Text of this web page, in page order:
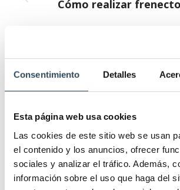
Consentimiento Detalles
Esta página web usa cookies
Las cookies de este sitio web se usan
el contenido y los anuncios, ofrecer
sociales y analizar el tráfico. Además,
información sobre el uso que haga del
Proyecto
Cómo realizar
Proyecto
siguiente
Valoración, diagnóstico y
anquiloglosia
Noticias
Enfermería
Especialidades